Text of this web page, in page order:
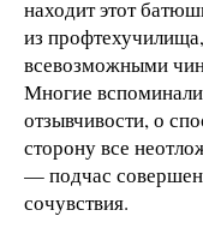
находит этот
из
всевозможными
Многие
отзывчивости, о
сторону все
— подчас
сочувствия.